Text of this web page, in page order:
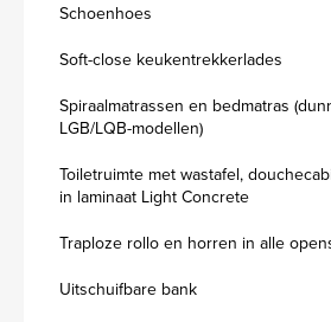
Schoenhoes
Soft-close keukentrekkerlades
Spiraalmatrassen en bedmatras
LGB/LQB-modellen)
Toiletruimte met wastafel,
in laminaat Light Concrete
Traploze rollo en horren in alle
Uitschuifbare bank